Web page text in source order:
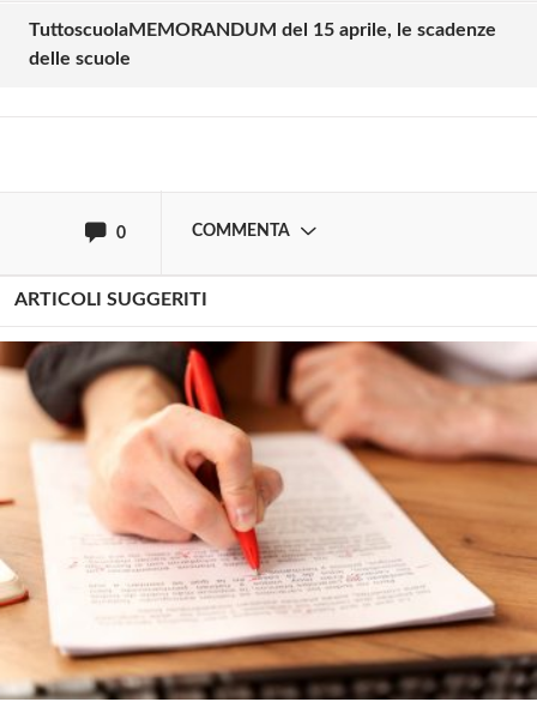
TuttoscuolaMEMORANDUM del 15 aprile, le scadenze
delle scuole
0 COMMENTA
Effettua il
ARTICOLI SUGGERITI